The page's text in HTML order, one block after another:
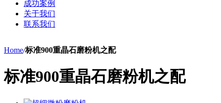
成功案例
关于我们
联系我们
Home/标准900重晶石磨粉机之配
标准900重晶石磨粉机之配